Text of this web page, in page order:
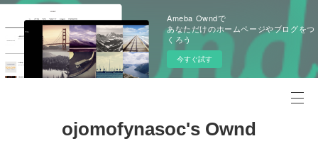
Ameba Owndで
あなただけのホームページやブログをつ
くろう
今すぐ試す
ojomofynasoc's Ownd